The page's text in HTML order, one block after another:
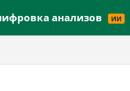
анализов ИИ